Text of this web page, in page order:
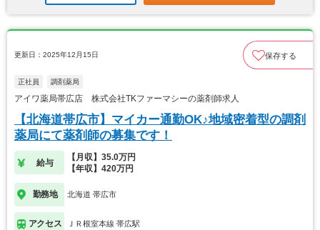
更新日：2025年12月15日 保存する
正社員 調剤薬局
アイワ薬局帯広店 株式会社TKファーマシーの薬剤師求人
【北海道帯広市】マイカー通勤OK♪地域密着型の調剤
薬局にて薬剤師の募集です！
給与
【月収】35.0万円
【年収】420万円
勤務地 北海道 帯広市
アクセス ＪＲ根室本線 帯広駅